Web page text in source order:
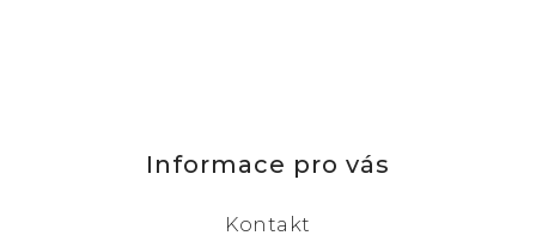
Informace pro vás
Kontakt